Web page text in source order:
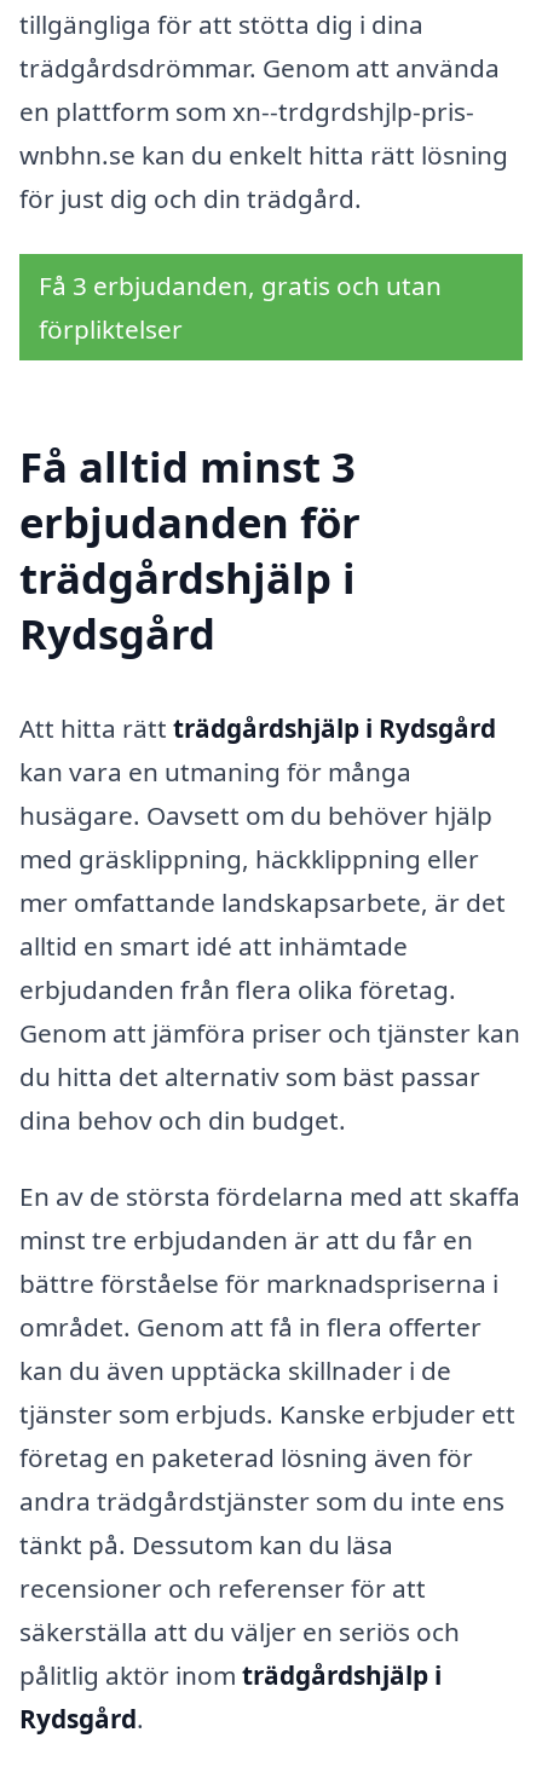
tillgängliga för att stötta dig i dina
trädgårdsdrömmar. Genom att använda
en plattform som xn--trdgrdshjlp-pris-
wnbhn.se kan du enkelt hitta rätt lösning
för just dig och din trädgård.
Få 3 erbjudanden, gratis och utan
förpliktelser
Få alltid minst 3
erbjudanden för
trädgårdshjälp i
Rydsgård
Att hitta rätt trädgårdshjälp i Rydsgård
kan vara en utmaning för många
husägare. Oavsett om du behöver hjälp
med gräsklippning, häckklippning eller
mer omfattande landskapsarbete, är det
alltid en smart idé att inhämtade
erbjudanden från flera olika företag.
Genom att jämföra priser och tjänster kan
du hitta det alternativ som bäst passar
dina behov och din budget.
En av de största fördelarna med att skaffa
minst tre erbjudanden är att du får en
bättre förståelse för marknadspriserna i
området. Genom att få in flera offerter
kan du även upptäcka skillnader i de
tjänster som erbjuds. Kanske erbjuder ett
företag en paketerad lösning även för
andra trädgårdstjänster som du inte ens
tänkt på. Dessutom kan du läsa
recensioner och referenser för att
säkerställa att du väljer en seriös och
pålitlig aktör inom trädgårdshjälp i
Rydsgård.